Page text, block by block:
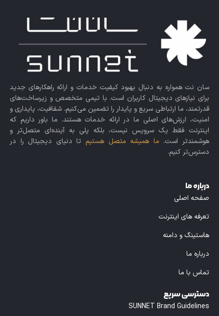
سان نت همواره به دنبال بهبود کیفیت خدمات و ارائه راهکارهای جدید
برای نیازهای دیجیتال کاربران است. با تیمی متخصص و زیرساخت‌های
قدرتمند، ما ارتباطی سریع و پایدار را تضمین می‌کنیم. شفافیت، پایداری و
امنیت، ارزش‌های اصلی ما در ارائه خدمات هستند. ما باور داریم که
اینترنت فقط یک سرویس نیست، بلکه پلی به آینده‌ای متصل‌تر و
هوشمندتر است. ما همیشه متصل هستیم تا دنیای دیجیتال را در
دسترس‌تر کنیم.
درباره ما
صفحه اصلی
تعرفه های اینترنت
هاستینگ و دامنه
درباره ما
تماس با ما
دسترسی سریع
SUNNET Brand Guidelines